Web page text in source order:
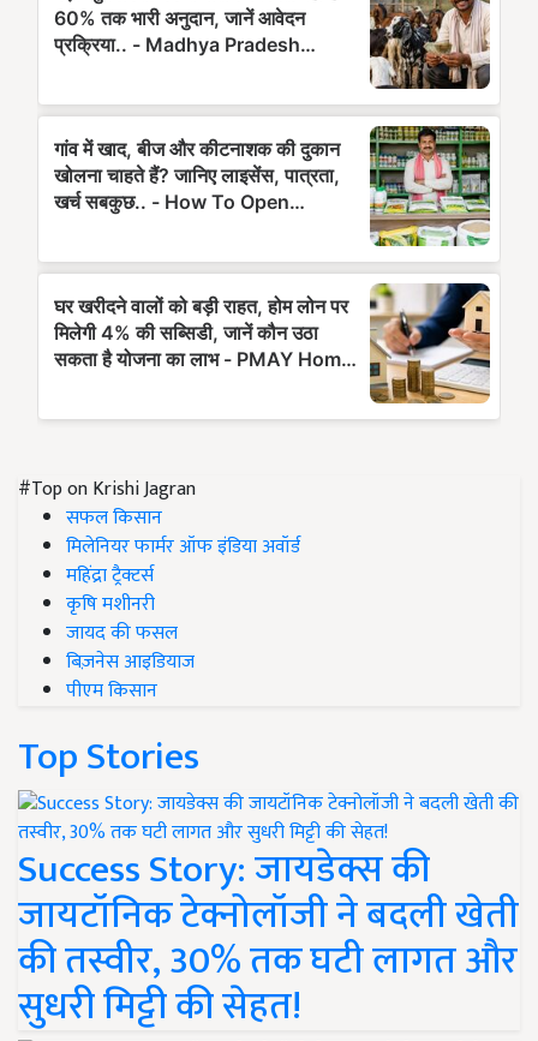
#Top on Krishi Jagran
सफल किसान
मिलेनियर फार्मर ऑफ इंडिया अवॉर्ड
महिंद्रा ट्रैक्टर्स
कृषि मशीनरी
जायद की फसल
बिज़नेस आइडियाज
पीएम किसान
Top Stories
Success Story: जायडेक्स की
जायटॉनिक टेक्नोलॉजी ने बदली खेती
की तस्वीर, 30% तक घटी लागत और
सुधरी मिट्टी की सेहत!